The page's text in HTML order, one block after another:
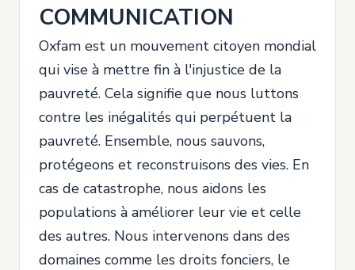
COMMUNICATION
Oxfam est un mouvement citoyen mondial
qui vise à mettre fin à l'injustice de la
pauvreté. Cela signifie que nous luttons
contre les inégalités qui perpétuent la
pauvreté. Ensemble, nous sauvons,
protégeons et reconstruisons des vies. En
cas de catastrophe, nous aidons les
populations à améliorer leur vie et celle
des autres. Nous intervenons dans des
domaines comme les droits fonciers, le